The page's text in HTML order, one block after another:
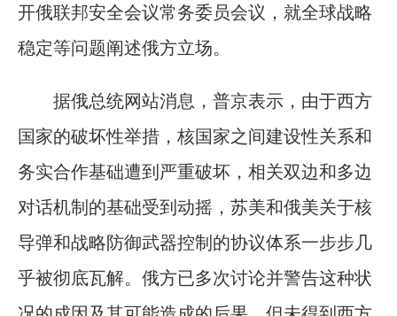
开俄联邦安全会议常务委员会议，就全球战略
稳定等问题阐述俄方立场。
据俄总统网站消息，普京表示，由于西方
国家的破坏性举措，核国家之间建设性关系和
务实合作基础遭到严重破坏，相关双边和多边
对话机制的基础受到动摇，苏美和俄美关于核
导弹和战略防御武器控制的协议体系一步步几
乎被彻底瓦解。俄方已多次讨论并警告这种状